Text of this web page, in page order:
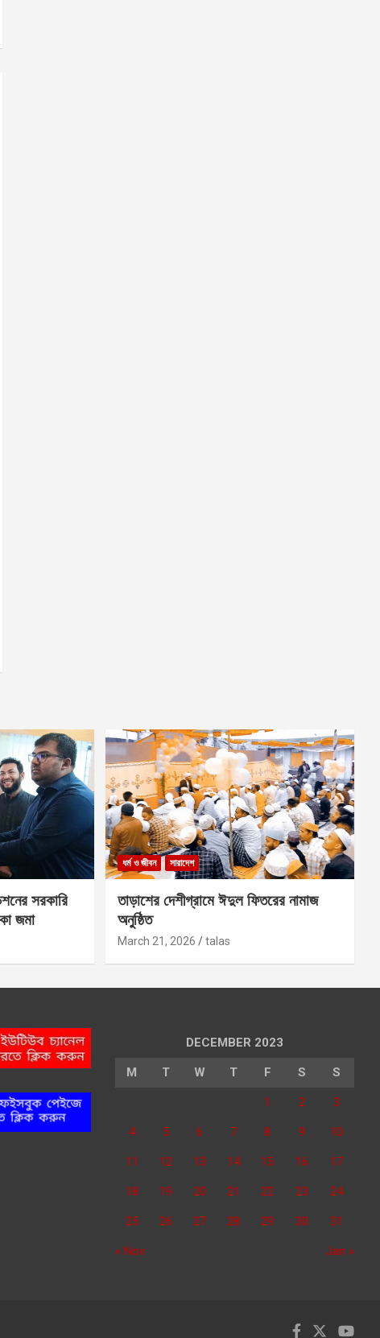
সরকারি
জমা
ধর্ম ও জীবন সারাদেশ
তাড়াশের দেশীগ্রামে ঈদুল ফিতরের নামাজ
অনুষ্ঠিত
March 21, 2026 talas
DECEMBER 2023
M T W T F S S
1 2 3
4 5 6 7 8 9 10
11 12 13 14 15 16 17
18 19 20 21 22 23 24
25 26 27 28 29 30 31
« Nov Jan »